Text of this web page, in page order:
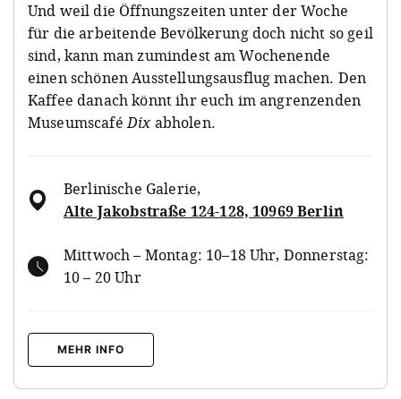
Und weil die Öffnungszeiten unter der Woche
für die arbeitende Bevölkerung doch nicht so geil
sind, kann man zumindest am Wochenende
einen schönen Ausstellungsausflug machen. Den
Kaffee danach könnt ihr euch im angrenzenden
MuseumscaféDix abholen.
Berlinische Galerie,
Alte Jakobstraße 124-128, 10969 Berlin
Mittwoch – Montag: 10–18 Uhr, Donnerstag:
10 – 20 Uhr
MEHR INFO